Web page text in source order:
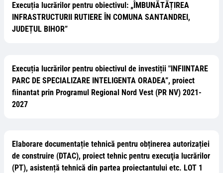
Execuția lucrărilor pentru obiectivul: „ÎMBUNĂTĂȚIREA
INFRASTRUCTURII RUTIERE ÎN COMUNA SANTANDREI,
JUDEȚUL BIHOR”
Execuția lucrărilor pentru obiectivul de investiții "INFIINTARE
PARC DE SPECIALIZARE INTELIGENTA ORADEA”, proiect
fiinantat prin Programul Regional Nord Vest (PR NV) 2021-
2027
Elaborare documentație tehnică pentru obținerea autorizației
de construire (DTAC), proiect tehnic pentru execuţia lucrărilor
(PT), asistență tehnică din partea proiectantului etc. LOT 1